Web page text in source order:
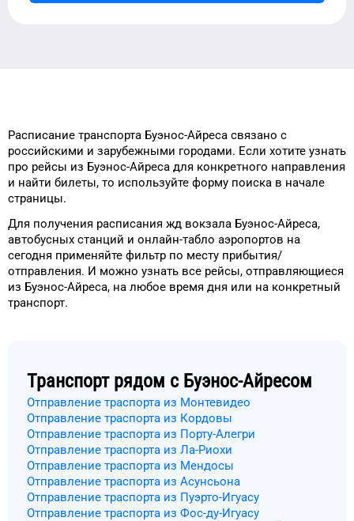
Расписание транспорта Буэнос-Айреса связано с
российскими и зарубежными городами. Если хотите узнать
про рейсы из Буэнос-Айреса для конкретного направления
и найти билеты, то используйте форму поиска в начале
страницы.
Для получения расписания жд вокзала Буэнос-Айреса,
автобусных станций и онлайн-табло аэропортов на
сегодня применяйте фильтр по месту прибытия/
отправления. И можно узнать все рейсы, отправляющиеся
из Буэнос-Айреса, на любое время дня или на конкретный
транспорт.
Транспорт рядом с Буэнос-Айресом
Отправление траспорта из Монтевидео
Отправление траспорта из Кордовы
Отправление траспорта из Порту-Алегри
Отправление траспорта из Ла-Риохи
Отправление траспорта из Мендосы
Отправление траспорта из Асунсьона
Отправление траспорта из Пуэрто-Игуасу
Отправление траспорта из Фос-ду-Игуасу